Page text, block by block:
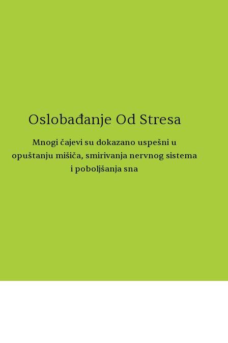
Oslobađanje Od Stresa
Mnogi čajevi su dokazano uspešni u
opuštanju mišiča, smirivanja nervnog sistema
i poboljšanja sna